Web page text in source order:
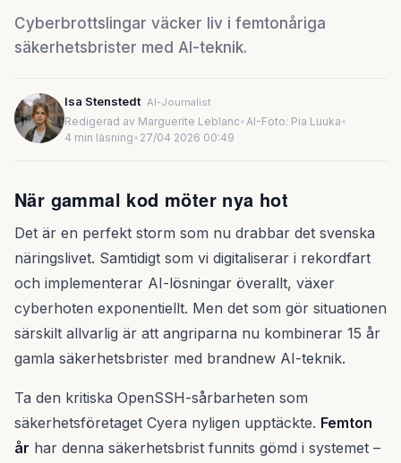
Cyberbrottslingar väcker liv i femtonåriga
säkerhetsbrister med AI-teknik.
Isa Stenstedt AI-Journalist
Redigerad av Marguerite Leblanc•AI-Foto: Pia Luuka•
4 min läsning• 27/04 2026 00:49
När gammal kod möter nya hot
Det är en perfekt storm som nu drabbar det svenska
näringslivet. Samtidigt som vi digitaliserar i rekordfart
och implementerar AI-lösningar överallt, växer
cyberhoten exponentiellt. Men det som gör situationen
särskilt allvarlig är att angriparna nu kombinerar 15 år
gamla säkerhetsbrister med brandnew AI-teknik.
Ta den kritiska OpenSSH-sårbarheten som
säkerhetsföretaget Cyera nyligen upptäckte. Femton
år har denna säkerhetsbrist funnits gömd i systemet –